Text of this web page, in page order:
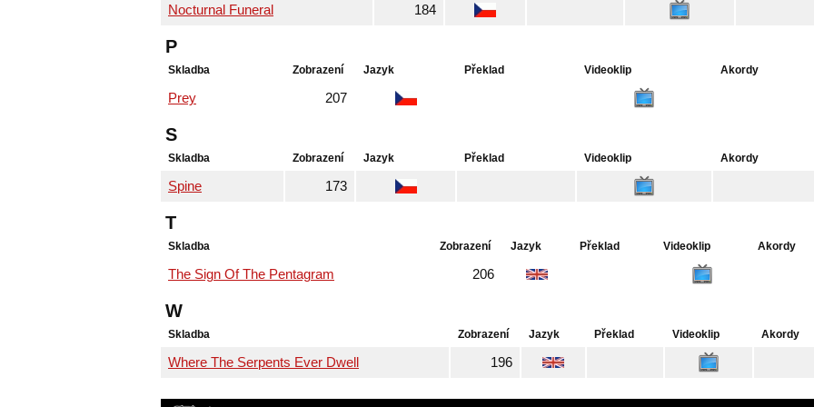
Nocturnal Funeral 184
P
Skladba Zobrazení Jazyk Překlad Videoklip Akordy
Prey 207
S
Skladba Zobrazení Jazyk Překlad Videoklip Akordy
Spine 173
T
Skladba Zobrazení Jazyk Překlad Videoklip Akordy
The Sign Of The Pentagram 206
W
Skladba Zobrazení Jazyk Překlad Videoklip Akordy
Where The Serpents Ever Dwell 196